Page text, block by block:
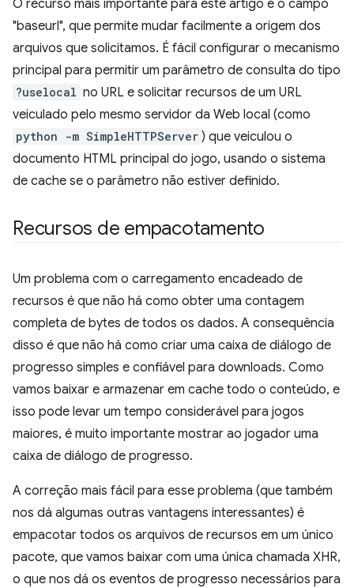
O recurso mais importante para este artigo é o campo
"baseurl", que permite mudar facilmente a origem dos
arquivos que solicitamos. É fácil configurar o mecanismo
principal para permitir um parâmetro de consulta do tipo
?uselocal no URL e solicitar recursos de um URL
veiculado pelo mesmo servidor da Web local (como
python -m SimpleHTTPServer ) que veiculou o
documento HTML principal do jogo, usando o sistema
de cache se o parâmetro não estiver definido.
Recursos de empacotamento
Um problema com o carregamento encadeado de
recursos é que não há como obter uma contagem
completa de bytes de todos os dados. A consequência
disso é que não há como criar uma caixa de diálogo de
progresso simples e confiável para downloads. Como
vamos baixar e armazenar em cache todo o conteúdo, e
isso pode levar um tempo considerável para jogos
maiores, é muito importante mostrar ao jogador uma
caixa de diálogo de progresso.
A correção mais fácil para esse problema (que também
nos dá algumas outras vantagens interessantes) é
empacotar todos os arquivos de recursos em um único
pacote, que vamos baixar com uma única chamada XHR,
o que nos dá os eventos de progresso necessários para